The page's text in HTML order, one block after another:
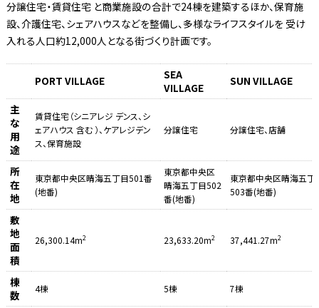
分譲住宅・賃貸住宅 と商業施設の合計で24棟を建築するほか、保育施
設、介護住宅、シェアハウスなどを整備し、多様なライフスタイルを 受け
入れる人口約12,000人となる街づくり計画です。
PORT VILLAGE
SEA
VILLAGE
SUN VILLAGE
主
な
用
途
賃貸住宅（シニアレジ デンス、シ
ェアハウス 含む ）、ケアレジデン
ス、保育施設
分譲住宅 分譲住宅、店舗
所
在
地
東京都中央区晴海五丁目501番
(地番)
東京都中央区
晴海五丁目502
番(地番)
東京都中央区晴海五丁
503番(地番)
敷
地
面
積
26,300.14m2 23,633.20m2 37,441.27m2
棟
数
4棟 5棟 7棟